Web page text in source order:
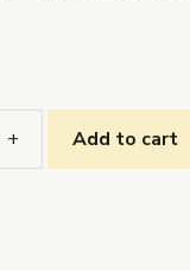
Fuadach
+ Add to cart